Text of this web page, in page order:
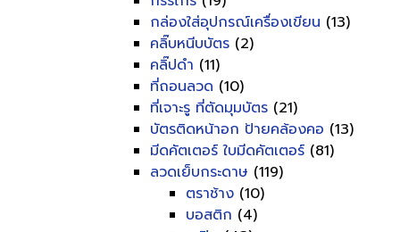
กล่องใส่อุปกรณ์เครื่องเขียน (13)
คลิ๊บหนีบบัตร (2)
คลิ๊ปดำ (11)
ที่ถอนลวด (10)
ที่เจาะรู ที่ตัดมุมบัตร (21)
บัตรติดหน้าอก ป้ายคล้องคอ (13)
มีดคัตเตอร์ ใบมีดคัตเตอร์ (81)
ลวดเย็บกระดาษ (119)
ตราช้าง (10)
บอสติก (4)